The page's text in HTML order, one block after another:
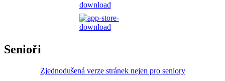
Senioři
Zjednodušená verze stránek nejen pro seniory